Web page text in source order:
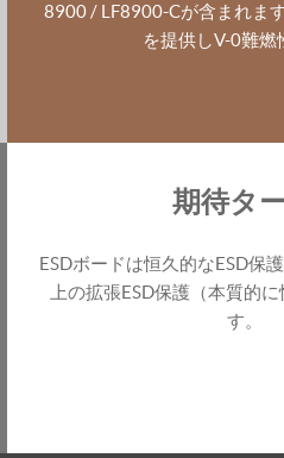
8900 / LF8900-Cが含まれま
を提供しV-0難燃
期待タ
ESDボードは恒久的なESD保
上の拡張ESD保護（本質的
す。